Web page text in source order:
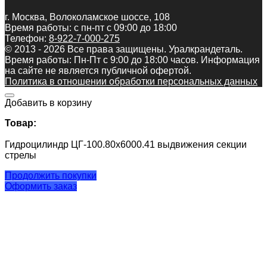
г. Москва, Волоколамское шоссе, 108
Время работы: с пн-пт с 09:00 до 18:00
Телефон: 8-922-7-000-275
© 2013 - 2026 Все права защищены. Уралкрандеталь.
Время работы: Пн-Пт c 9:00 до 18:00 часов. Информация
на сайте не является публичной офертой.
Политика в отношении обработки персональных данных
Добавить в корзину
Товар:
Гидроцилиндр ЦГ-100.80х6000.41 выдвижения секции
стрелы
Продолжить покупки
Оформить заказ